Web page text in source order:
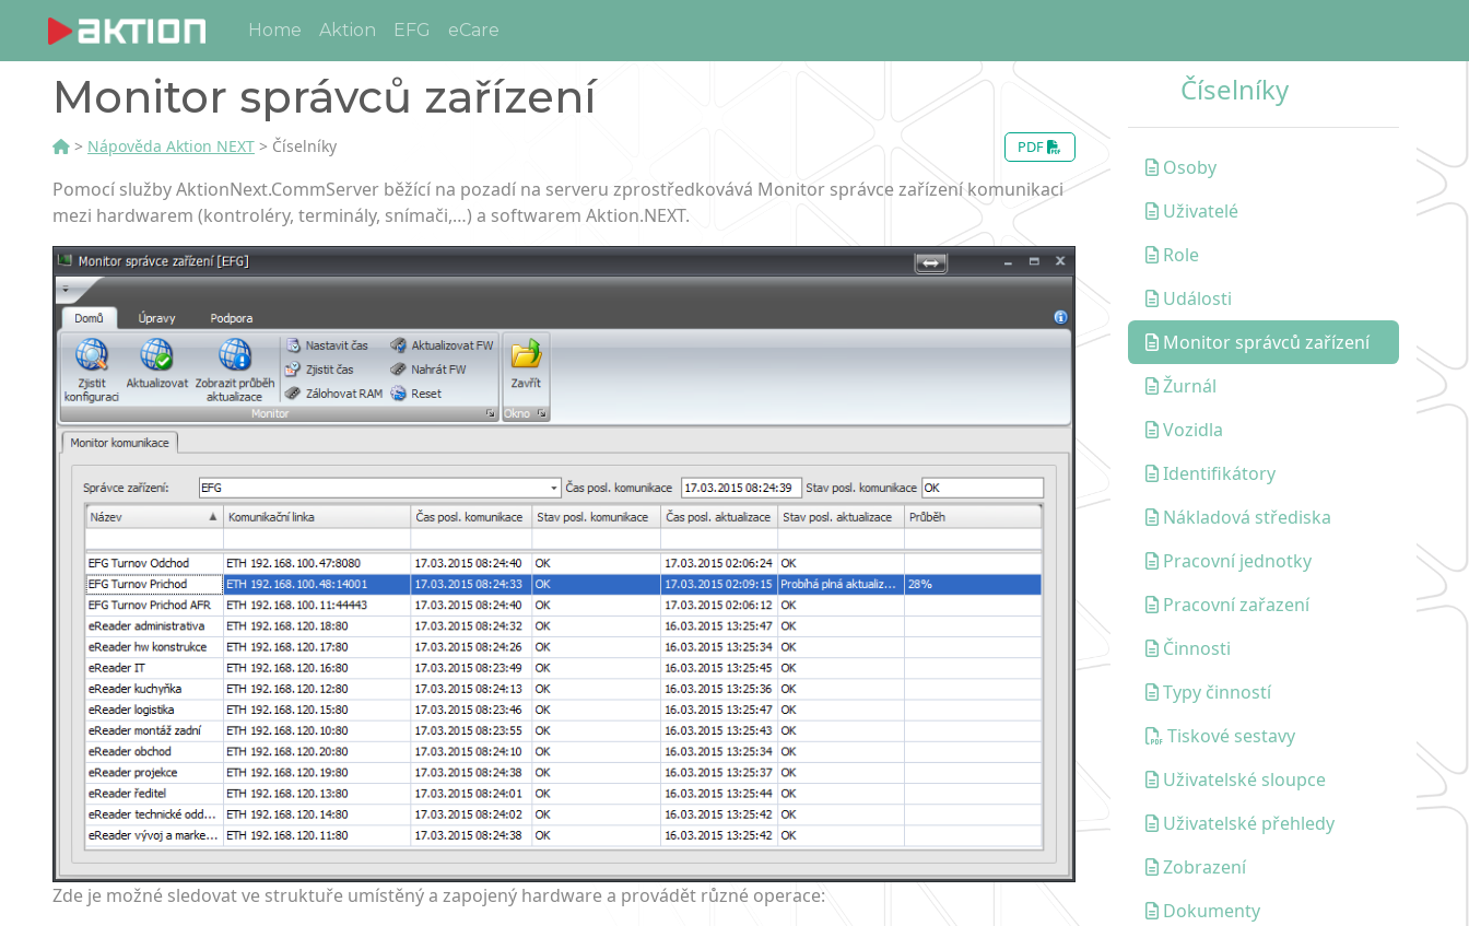
Home Aktion EFG eCare
Monitor správců zařízení
PDF
> Nápověda Aktion NEXT > Číselníky
Pomocí služby AktionNext.Com­mServer běžící na pozadí na serveru zprostředkovává Monitor správce zařízení komunikaci
mezi hardwarem (kontroléry, terminály, snímači,…) a softwarem Aktion.NEXT.
Zde je možné sledovat ve struktuře umístěný a zapojený hardware a provádět různé operace:
Číselníky
Osoby
Uživatelé
Role
Události
Monitor správců zařízení
Žurnál
Vozidla
Identifikátory
Nákladová střediska
Pracovní jednotky
Pracovní zařazení
Činnosti
Typy činností
Tiskové sestavy
Uživatelské sloupce
Uživatelské přehledy
Zobrazení
Dokumenty